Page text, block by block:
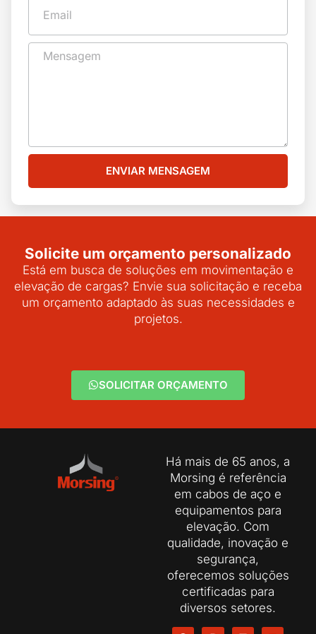
ENVIAR MENSAGEM
Solicite um orçamento personalizado
Está em busca de soluções em movimentação e
elevação de cargas? Envie sua solicitação e receba
um orçamento adaptado às suas necessidades e
projetos.
SOLICITAR ORÇAMENTO
Há mais de 65 anos, a
Morsing é referência
em cabos de aço e
equipamentos para
elevação. Com
qualidade, inovação e
segurança,
oferecemos soluções
certificadas para
diversos setores.